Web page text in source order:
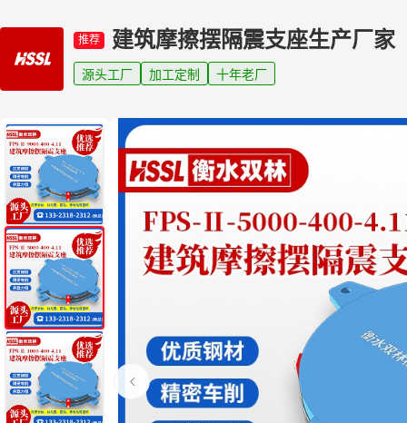
推荐 建筑摩擦摆隔震支座生产厂家
源头工厂 加工定制 十年老厂